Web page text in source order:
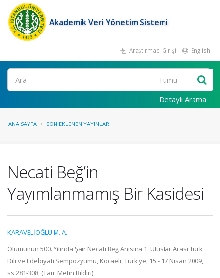
Akademik Veri Yönetim Sistemi
Araştırmacı Girişi English
Ara
Detaylı Arama
ANA SAYFA SON EKLENEN YAYINLAR
Necati Beğ’in
Yayımlanmamış Bir Kasidesi
KARAVELİOĞLU M. A.
Ölümünün 500. Yılında Şair Necati Beğ Anısına 1. Uluslar Arası Türk
Dili ve Edebiyatı Sempozyumu, Kocaeli, Türkiye, 15 - 17 Nisan 2009,
ss.281-308, (Tam Metin Bildiri)